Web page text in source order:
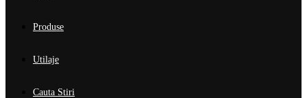
Produse
Utilaje
Cauta Stiri